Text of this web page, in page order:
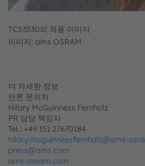
TCS3530의 적용 이미지
이미지: ams OSRAM
더 자세한 정보
언론 문의처
Hilary McGuinness Fernholz
PR 담당 책임자
Tel.: +49 151 27670184
hilary.mcguinnessfernholz@ams-
press@ams.com
ams-osram.com